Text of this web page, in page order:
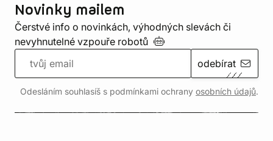
Novinky mailem
Čerstvé info o novinkách, výhodných slevách či
nevyhnutelné vzpouře robotů
odebírat
Odesláním souhlasíš s podmínkami ochrany osobních údajů.